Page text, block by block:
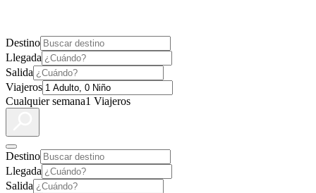
Destino
Llegada
Salida
Viajeros
Cualquier semana1 Viajeros
Destino
Llegada
Salida